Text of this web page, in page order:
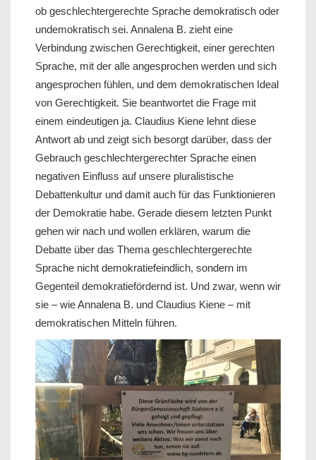
ob geschlechtergerechte Sprache demokratisch oder
undemokratisch sei. Annalena B. zieht eine
Verbindung zwischen Gerechtigkeit, einer gerechten
Sprache, mit der alle angesprochen werden und sich
angesprochen fühlen, und dem demokratischen Ideal
von Gerechtigkeit. Sie beantwortet die Frage mit
einem eindeutigen ja. Claudius Kiene lehnt diese
Antwort ab und zeigt sich besorgt darüber, dass der
Gebrauch geschlechtergerechter Sprache einen
negativen Einfluss auf unsere pluralistische
Debattenkultur und damit auch für das Funktionieren
der Demokratie habe. Gerade diesem letzten Punkt
gehen wir nach und wollen erklären, warum die
Debatte über das Thema geschlechtergerechte
Sprache nicht demokratiefeindlich, sondern im
Gegenteil demokratiefördernd ist. Und zwar, wenn wir
sie – wie Annalena B. und Claudius Kiene – mit
demokratischen Mitteln führen.